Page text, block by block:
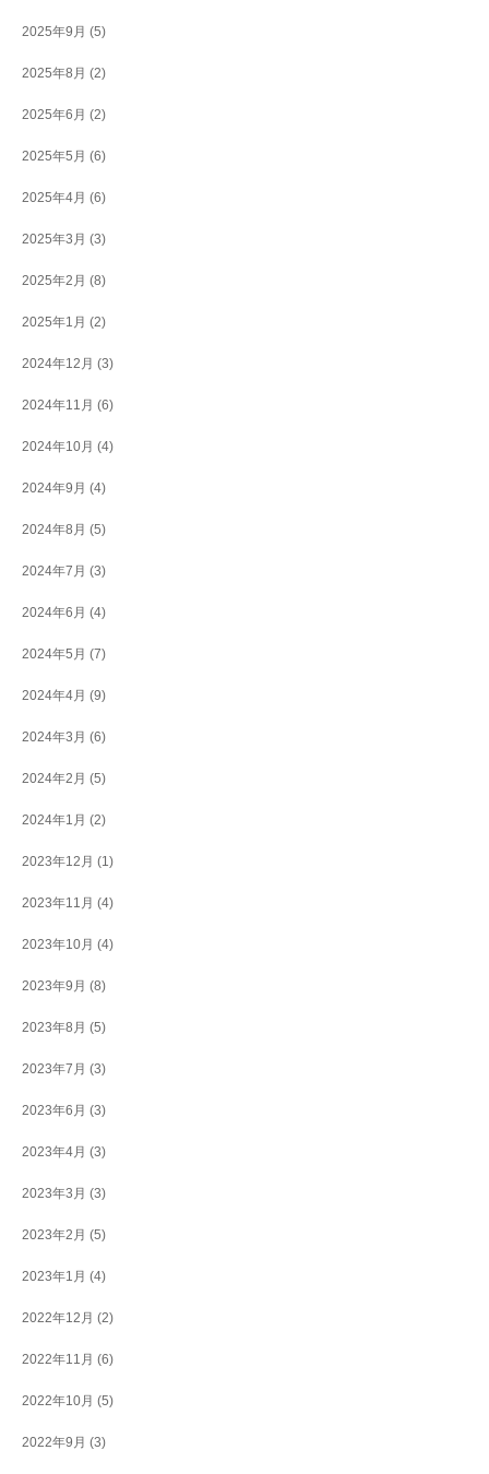
2025年9月 (5)
2025年8月 (2)
2025年6月 (2)
2025年5月 (6)
2025年4月 (6)
2025年3月 (3)
2025年2月 (8)
2025年1月 (2)
2024年12月 (3)
2024年11月 (6)
2024年10月 (4)
2024年9月 (4)
2024年8月 (5)
2024年7月 (3)
2024年6月 (4)
2024年5月 (7)
2024年4月 (9)
2024年3月 (6)
2024年2月 (5)
2024年1月 (2)
2023年12月 (1)
2023年11月 (4)
2023年10月 (4)
2023年9月 (8)
2023年8月 (5)
2023年7月 (3)
2023年6月 (3)
2023年4月 (3)
2023年3月 (3)
2023年2月 (5)
2023年1月 (4)
2022年12月 (2)
2022年11月 (6)
2022年10月 (5)
2022年9月 (3)